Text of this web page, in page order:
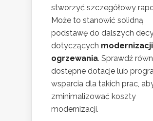
stworzyć szczegółowy
Może to stanowić solidną
podstawę do dalszych
dotyczących modernizacji
ogrzewania. Sprawdź
dostępne dotacje lub
wsparcia dla takich prac,
zminimalizować koszty
modernizacji.